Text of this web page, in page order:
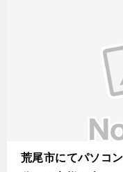
荒尾市にてパソコ